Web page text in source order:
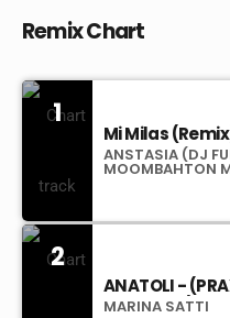
Remix Chart
1
Mi Milas
ANSTASIA (DJ
MOOMBAHTON
2
ANATOLI -
DJ Funksy)
MARINA SATTI